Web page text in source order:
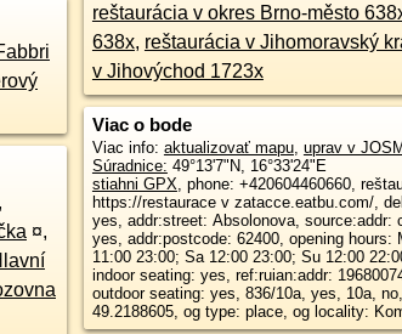
,
¤,
reštaurácia v okres Brno-město
638x, reštaurácia v Jihomoravský
v Jihovýchod 1723x
Viac o bode
Viac info: aktualizovať mapu, uprav v
Súradnice: 49°13'7"N, 16°33'24"E
stiahni GPX, phone: +420604460660,
https://restaurace v zatacce.eatbu.com/,
yes, addr:street: Absolonova, source:addr:
yes, addr:postcode: 62400, opening hours:
11:00 23:00; Sa 12:00 23:00; Su 12:00
indoor seating: yes, ref:ruian:addr:
outdoor seating: yes, 836/10a, yes, 10a,
49.2188605, og type: place, og locality: